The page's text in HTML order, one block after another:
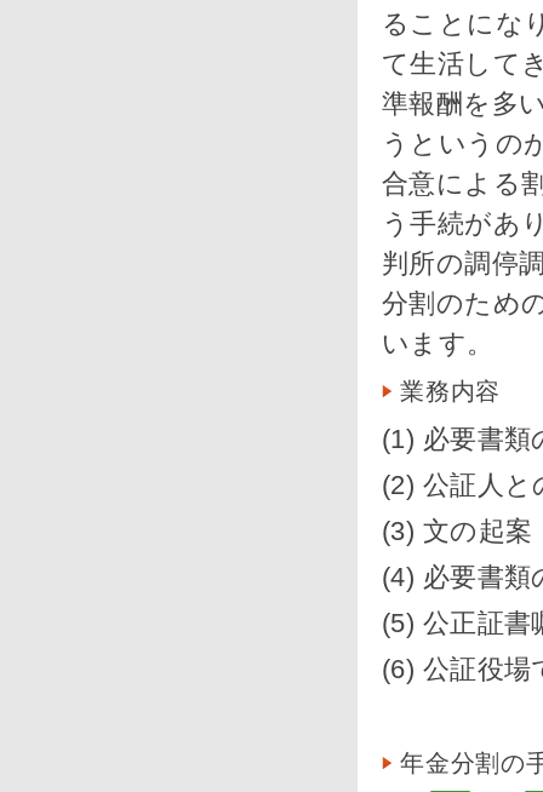
ることにな
て生活して
準報酬を多
うというの
合意による
う手続があ
判所の調停
分割のため
います。
業務内容
(1) 必要書類
(2) 公証人
(3) 文の起案
(4) 必要書類
(5) 公正証書
(6) 公証役場
年金分割の